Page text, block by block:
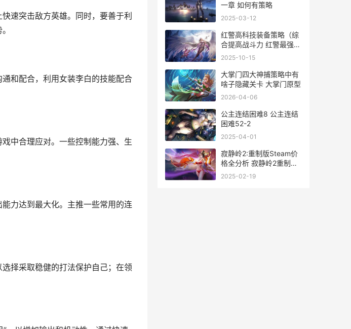
速突击敌方英雄。同时，要善于利
和配合，利用女装李白的技能配合
中合理应对。一些控制能力强、生
力达到最大化。主推一些常用的连
择采取稳健的打法保护自己；在领
一章 如何有策略
2025-03-12
红警高科技装备策略（综
合提高战斗力 红警最强科
技系统
2025-10-15
大掌门四大神捕策略中有
啥子隐藏关卡 大掌门原型
2026-04-06
公主连结困难8 公主连结
困难52-2
2025-04-01
寂静岭2:重制版Steam价
格全分析 寂静岭2重制版
steam上叫什么
2025-02-19